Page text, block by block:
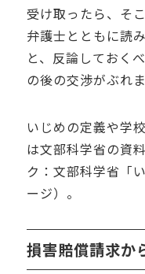
受け取ったら、そ
弁護士とともに読
と、反論しておく
の後の交渉がぶれま
いじめの定義や学
は文部科学省の資
ク：文部科学省「
ージ）。
損害賠償請求か